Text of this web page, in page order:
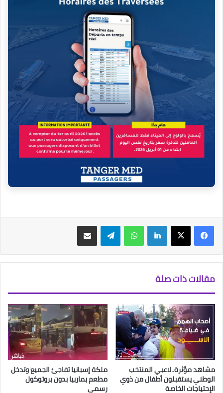
فيسبوك‫X لينكدإن واتساب تيلقرام مشاركة عبر البريد
مقالات ذات صلة
مشاهد مؤثرة..لاعبي المنتخب
الوطني يستقبلون أطفال من ذوي
الإحتياجات الخاصة
ملكة إسبانيا تفاجئ الجميع وتدخل
مطعم بماربيا بدون بروتوكول
رسمي